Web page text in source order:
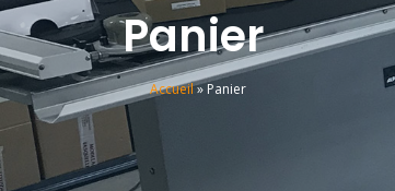
Panier
Accueil»Panier